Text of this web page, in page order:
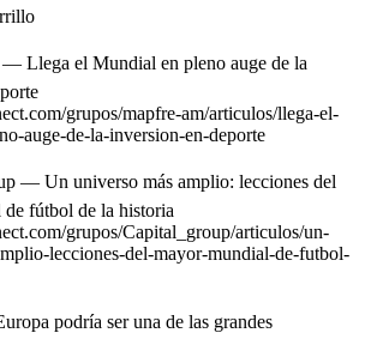
Llega el Mundial en pleno auge de la
grupos/mapfre-am/articulos/llega-el-
auge-de-la-inversion-en-deporte
— Un universo más amplio: lecciones del
fútbol de la historia
grupos/Capital_group/articulos/un-
lecciones-del-mayor-mundial-de-futbol-
podría ser una de las grandes